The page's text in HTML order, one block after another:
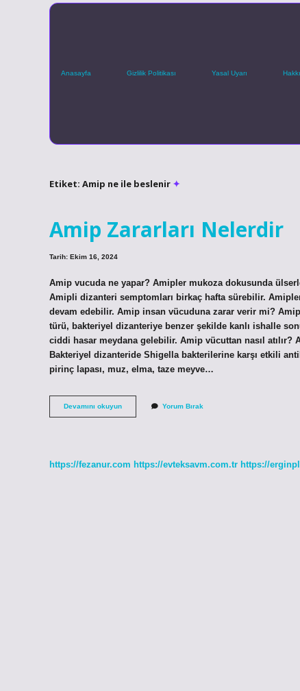
Anasayfa Gizlilik Politikası Yasal Uyarı
Etiket: Amip ne ile beslenir
Amip Zararları Nelerdir
Tarih: Ekim 16, 2024
Amip vucuda ne yapar? Amipler mukoza dokusunda
Amipli dizanteri semptomları birkaç hafta sürebilir.
devam edebilir. Amip insan vücuduna zarar verir mi?
türü, bakteriyel dizanteriye benzer şekilde kanlı ishalle
ciddi hasar meydana gelebilir. Amip vücuttan nasıl
Bakteriyel dizanteride Shigella bakterilerine karşı etkili
pirinç lapası, muz, elma, taze meyve…
Devamını okuyunAmip
Zararları
Yorum Bırak
https://fezanur.com https://evteksavm.com.tr https://